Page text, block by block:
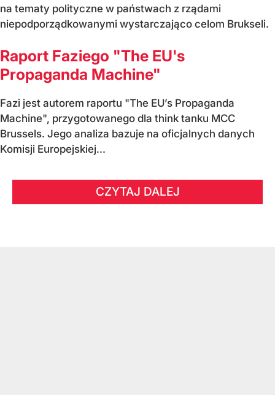
na tematy polityczne w państwach z rządami
niepodporządkowanymi wystarczająco celom Brukseli.
Raport Faziego "The EU's
Propaganda Machine"
Fazi jest autorem raportu "The EU’s Propaganda
Machine", przygotowanego dla think tanku MCC
Brussels. Jego analiza bazuje na oficjalnych danych
Komisji Europejskiej...
CZYTAJ DALEJ